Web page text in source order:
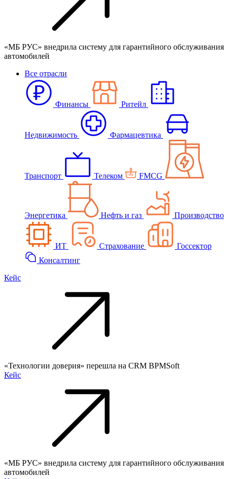
«МБ РУС» внедрила систему для гарантийного обслуживания
автомобилей
Все отрасли
Финансы Ритейл
Недвижимость Фармацевтика
Транспорт Телеком FMCG
Энергетика Нефть и газ Производство
ИТ Страхование
Госсектор
Консалтинг
Кейс
«Технологии доверия» перешла на CRM BPMSoft
Кейс
«МБ РУС» внедрила систему для гарантийного обслуживания
автомобилей